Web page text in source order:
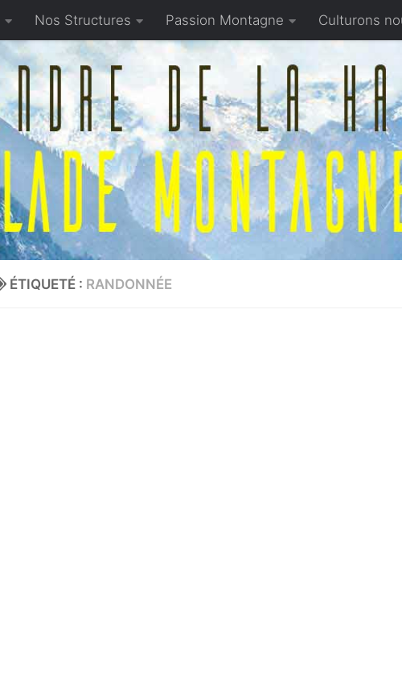
Nos Structures Passion Montagne Culturons
ÉTIQUETÉ : RANDONNÉE